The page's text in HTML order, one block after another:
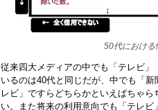
50代における
従来四大メディアの中でも「テレビ
いるのは40代と同じだが、中でも「
レビ」ですらどちらかといえばちゃ
い。また将来の利用意向でも「テレ